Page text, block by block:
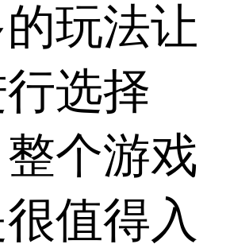
玩法让
选择
个游戏
值得入